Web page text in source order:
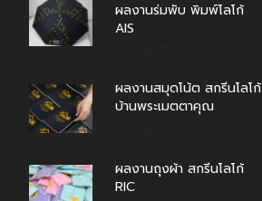
ผลงานร่มพับ พิมพ์โลโก้
AIS
ผลงานสมุดโน้ต สกรีนโลโก้
บ้านพระเมตตาคุณ
ผลงานถุงผ้า สกรีนโลโก้
RIC